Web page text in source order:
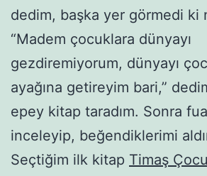
dedim, başka yer görmedi ki
“Madem çocuklara dünyayı
gezdiremiyorum, dünyayı
ayağına getireyim bari,”
epey kitap taradım. Sonra
inceleyip, beğendiklerimi
Seçtiğim ilk kitap Timaş